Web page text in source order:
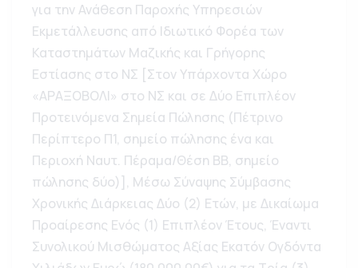
για την Ανάθεση Παροχής Υπηρεσιών
Εκμετάλλευσης από Ιδιωτικό Φορέα των
Καταστημάτων Μαζικής και Γρήγορης
Εστίασης στο ΝΣ [Στον Υπάρχοντα Χώρο
«ΑΡΑΞΟΒΟΛΙ» στο ΝΣ και σε Δύο Επιπλέον
Προτεινόμενα Σημεία Πώλησης (Πέτρινο
Περίπτερο Π1, σημείο πώλησης ένα και
Περιοχή Ναυτ. Πέραμα/Θέση ΒΒ, σημείο
πώλησης δύο)], Μέσω Σύναψης Σύμβασης
Χρονικής Διάρκειας Δύο (2) Ετών, με Δικαίωμα
Προαίρεσης Ενός (1) Επιπλέον Έτους, Έναντι
Συνολικού Μισθώματος Αξίας Εκατόν Ογδόντα